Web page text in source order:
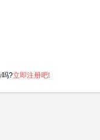
吗?立即注册吧!